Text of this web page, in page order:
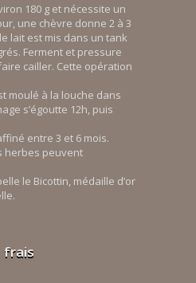
180 g et nécessite un
une chèvre donne 2 à 3
lait est mis dans un tank
Ferment et pressure
cailler. Cette opération
moulé à la louche dans
s’égoutte 12h, puis
entre 3 et 6 mois.
herbes peuvent
le Bicottin, médaille d’or
frais